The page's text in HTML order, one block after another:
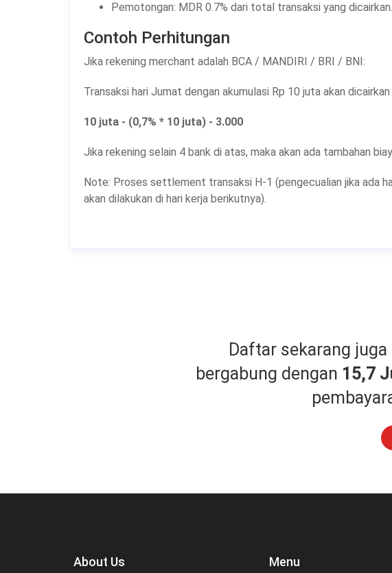
Pemotongan: MDR 0.7% dari total transaksi yang dicairkan.
Contoh Perhitungan
Jika rekening merchant adalah BCA / MANDIRI / BRI / BNI:
Transaksi hari Jumat dengan akumulasi Rp 10 juta akan
10 juta - (0,7% * 10 juta) - 3.000
Jika rekening selain 4 bank di atas, maka akan ada tambahan
Note: Proses settlement transaksi H-1 (pengecualian jika ada
akan dilakukan di hari kerja berikutnya).
Daftar sekarang
bergabung dengan 15,7
About Us Menu